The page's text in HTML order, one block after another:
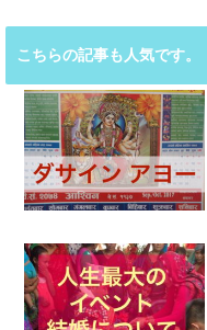
こちらの記事も人気です。